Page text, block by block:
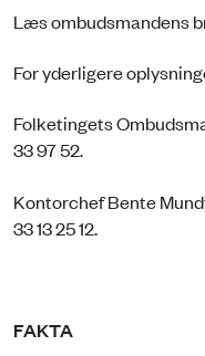
Læs ombudsmandens
For yderligere
Folketingets
33 97 52.
Kontorchef Bente
33 13 25 12.
FAKTA